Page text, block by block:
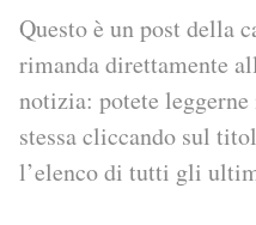
Scienza
Cultura
Questo è un post della
rimanda direttamente
notizia: potete
stessa cliccando sul
l’elenco di tutti gli